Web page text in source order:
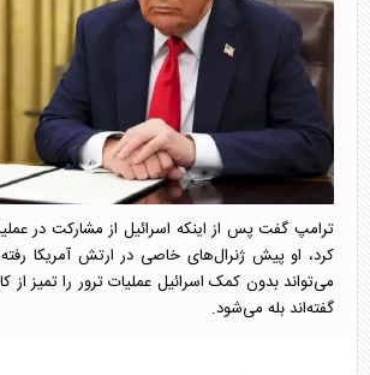
ترامپ گفت پس از اینکه اسرائیل از مشارکت در
کرد، او پیش ژنرال‌های خاصی در ارتش آمریکا رفته
می‌تواند بدون کمک اسرائیل عملیات ترور را تمیز از
گفته‌اند بله می‌شود.